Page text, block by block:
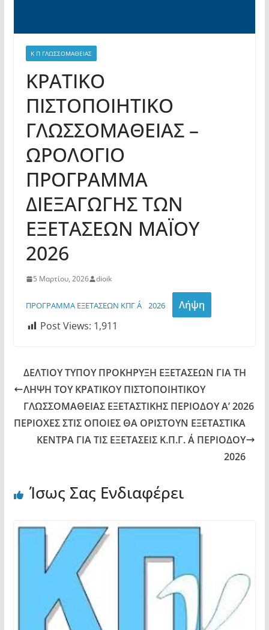
Κ Π ΓΛΩΣΣΟΜΑΘΕΙΑΣ
ΚΡΑΤΙΚΟ
ΠΙΣΤΟΠΟΙΗΤΙΚΟ
ΓΛΩΣΣΟΜΑΘΕΙΑΣ –
ΩΡΟΛΟΓΙΟ
ΠΡΟΓΡΑΜΜΑ
ΔΙΕΞΑΓΩΓΗΣ ΤΩΝ
ΕΞΕΤΑΣΕΩΝ ΜΑΪΟΥ
2026
5 Μαρτίου, 2026 dioik
ΠΡΟΓΡΑΜΜΑ ΕΞΕΤΑΣΕΩΝ ΚΠΓ Α΄ 2026
Λήψη
Post Views: 1,911
ΔΕΛΤΙΟΥ ΤΥΠΟΥ ΠΡΟΚΗΡΥΞΗ ΕΞΕΤΑΣΕΩΝ ΓΙΑ ΤΗ
ΛΗΨΗ ΤΟΥ ΚΡΑΤΙΚΟΥ ΠΙΣΤΟΠΟΙΗΤΙΚΟΥ
ΓΛΩΣΣΟΜΑΘΕΙΑΣ ΕΞΕΤΑΣΤΙΚΗΣ ΠΕΡΙΟΔΟΥ Α’ 2026
ΠΕΡΙΟΧΕΣ ΣΤΙΣ ΟΠΟΙΕΣ ΘΑ ΟΡΙΣΤΟΥΝ ΕΞΕΤΑΣΤΙΚΑ
ΚΕΝΤΡΑ ΓΙΑ ΤΙΣ ΕΞΕΤΑΣΕΙΣ Κ.Π.Γ. Α΄ ΠΕΡΙΟΔΟΥ
2026
Ίσως Σας Ενδιαφέρει